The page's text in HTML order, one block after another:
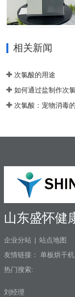
相关新闻
次氯酸的用途
如何通过盐制作次
次氯酸：宠物消毒
山东盛怀健
企业分站 | 站点地图
友情链接： 单板烘干机
热门搜索:
刘经理